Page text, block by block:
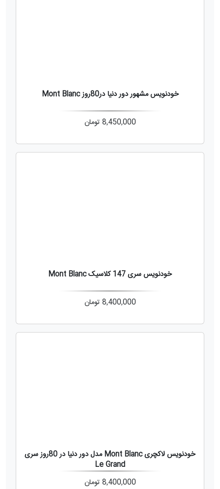
خودنویس مشهور دور دنیا در80روز Mont Blanc
8,450,000 تومان
خودنویس سری 147 کلاسیک Mont Blanc
8,400,000 تومان
خودنویس لاکچری Mont Blanc مدل دور دنیا در 80روز سری
Le Grand
8,400,000 تومان